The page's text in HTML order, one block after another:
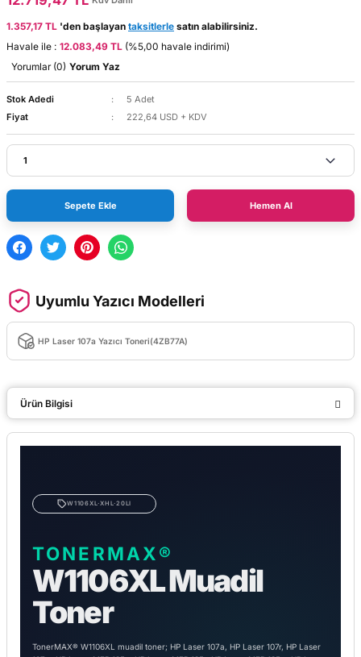
1.357,17 TL 'den başlayan taksitlerle satın alabilirsiniz.
Havale ile : 12.083,49 TL (%5,00 havale indirimi)
Yorumlar (0) Yorum Yaz
Stok Adedi
5 Adet
Fiyat
222,64 USD + KDV
Sepete Ekle Hemen Al
Uyumlu Yazıcı Modelleri
HP Laser 107a Yazıcı Toneri(4ZB77A)
Ürün Bilgisi
W1106XL·XHL·20LI
TONERMAX®
W1106XL Muadil
Toner
TonerMAX® W1106XL muadil toner; HP Laser 107a, HP Laser 107r, HP Laser